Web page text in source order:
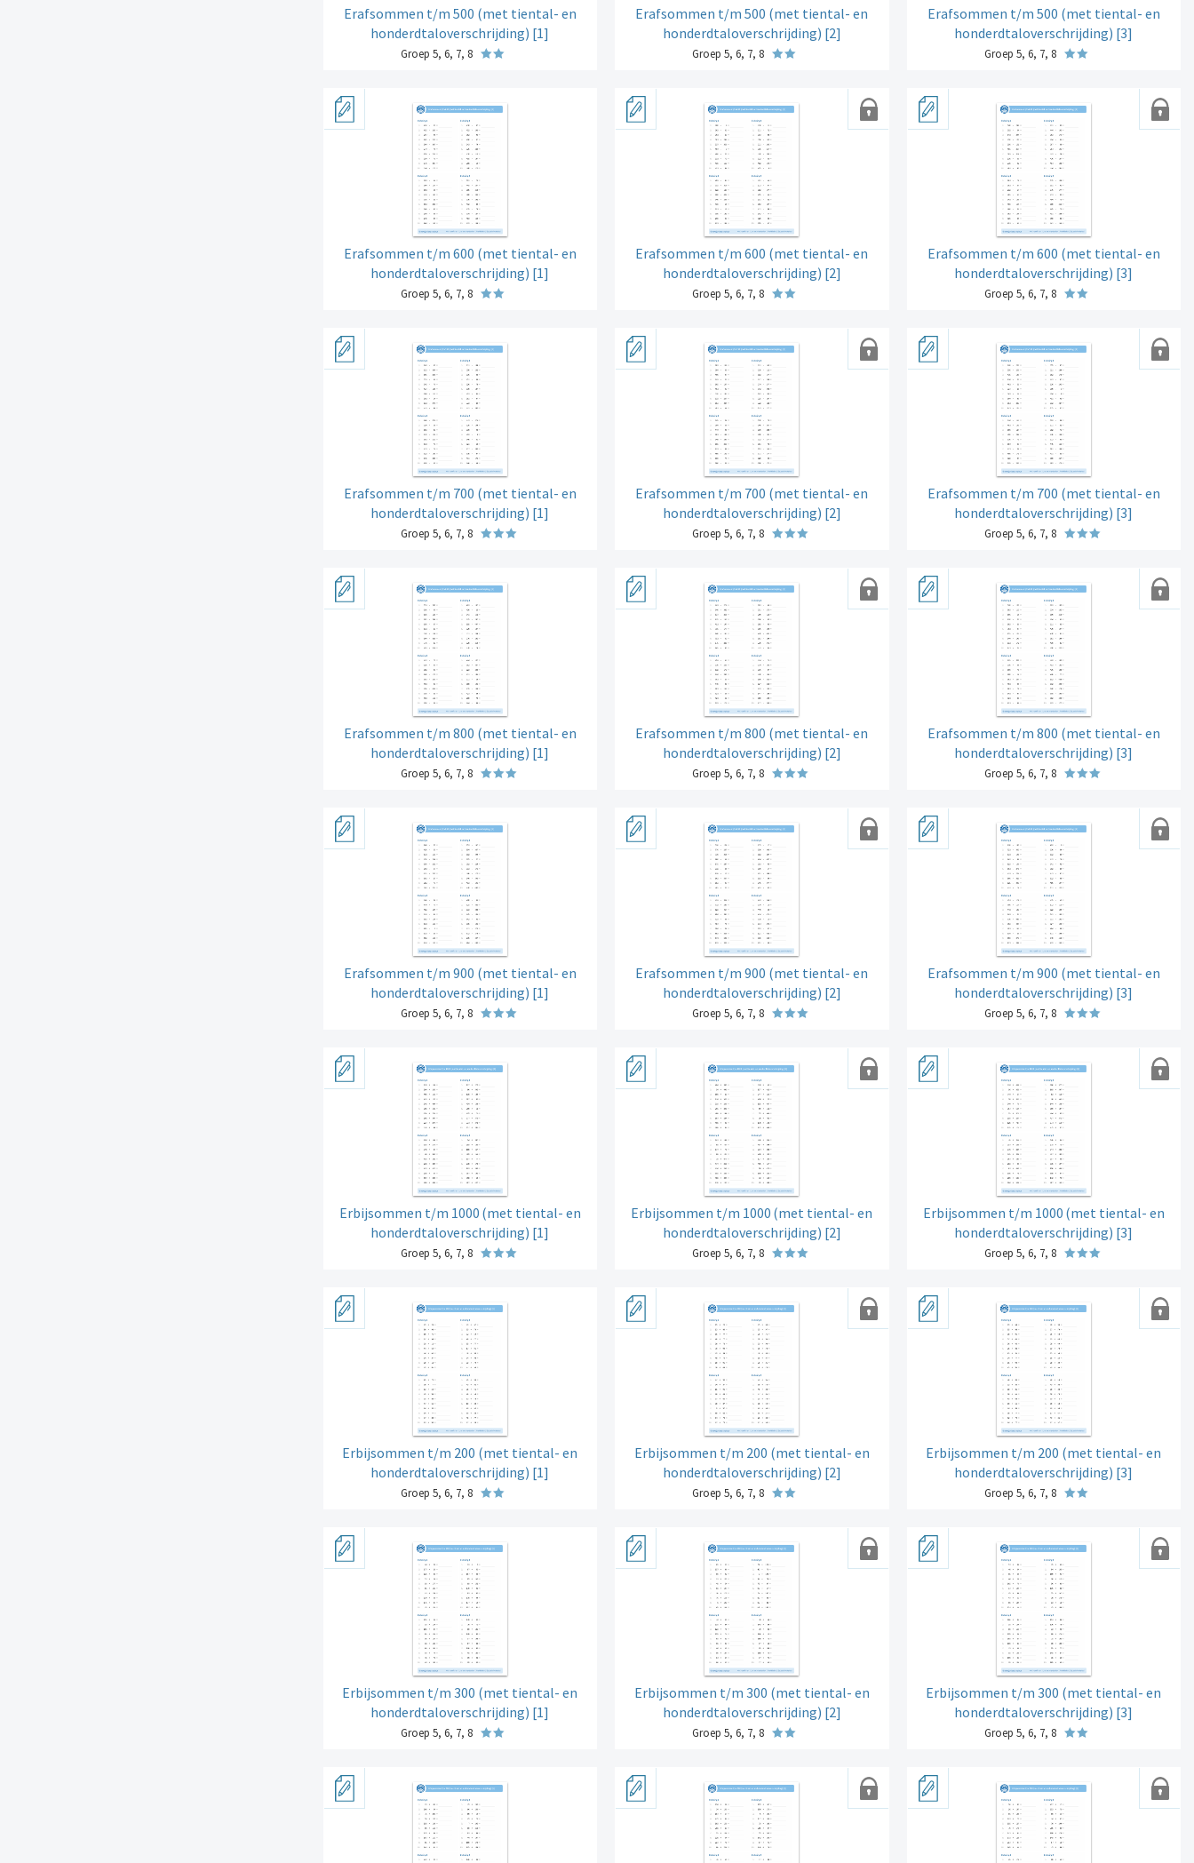
Erafsommen t/m 500 (met tiental- en
honderdtaloverschrijding) [1]
Groep 5, 6, 7, 8
Erafsommen t/m 500 (met tiental- en
honderdtaloverschrijding) [2]
Groep 5, 6, 7, 8
Erafsommen t/m 500 (met tiental- en
honderdtaloverschrijding) [3]
Groep 5, 6, 7, 8
Erafsommen t/m 600 (met tiental- en
honderdtaloverschrijding) [1]
Groep 5, 6, 7, 8
Erafsommen t/m 600 (met tiental- en
honderdtaloverschrijding) [2]
Groep 5, 6, 7, 8
Erafsommen t/m 600 (met tiental- en
honderdtaloverschrijding) [3]
Groep 5, 6, 7, 8
Erafsommen t/m 700 (met tiental- en
honderdtaloverschrijding) [1]
Groep 5, 6, 7, 8
Erafsommen t/m 700 (met tiental- en
honderdtaloverschrijding) [2]
Groep 5, 6, 7, 8
Erafsommen t/m 700 (met tiental- en
honderdtaloverschrijding) [3]
Groep 5, 6, 7, 8
Erafsommen t/m 800 (met tiental- en
honderdtaloverschrijding) [1]
Groep 5, 6, 7, 8
Erafsommen t/m 800 (met tiental- en
honderdtaloverschrijding) [2]
Groep 5, 6, 7, 8
Erafsommen t/m 800 (met tiental- en
honderdtaloverschrijding) [3]
Groep 5, 6, 7, 8
Erafsommen t/m 900 (met tiental- en
honderdtaloverschrijding) [1]
Groep 5, 6, 7, 8
Erafsommen t/m 900 (met tiental- en
honderdtaloverschrijding) [2]
Groep 5, 6, 7, 8
Erafsommen t/m 900 (met tiental- en
honderdtaloverschrijding) [3]
Groep 5, 6, 7, 8
Erbijsommen t/m 1000 (met tiental- en
honderdtaloverschrijding) [1]
Groep 5, 6, 7, 8
Erbijsommen t/m 1000 (met tiental- en
honderdtaloverschrijding) [2]
Groep 5, 6, 7, 8
Erbijsommen t/m 1000 (met tiental- en
honderdtaloverschrijding) [3]
Groep 5, 6, 7, 8
Erbijsommen t/m 200 (met tiental- en
honderdtaloverschrijding) [1]
Groep 5, 6, 7, 8
Erbijsommen t/m 200 (met tiental- en
honderdtaloverschrijding) [2]
Groep 5, 6, 7, 8
Erbijsommen t/m 200 (met tiental- en
honderdtaloverschrijding) [3]
Groep 5, 6, 7, 8
Erbijsommen t/m 300 (met tiental- en
honderdtaloverschrijding) [1]
Groep 5, 6, 7, 8
Erbijsommen t/m 300 (met tiental- en
honderdtaloverschrijding) [2]
Groep 5, 6, 7, 8
Erbijsommen t/m 300 (met tiental- en
honderdtaloverschrijding) [3]
Groep 5, 6, 7, 8